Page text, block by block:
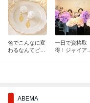
色でこんなに変
わるなんてビッ
一日で資格取
得！ジャイアン
ABEMA